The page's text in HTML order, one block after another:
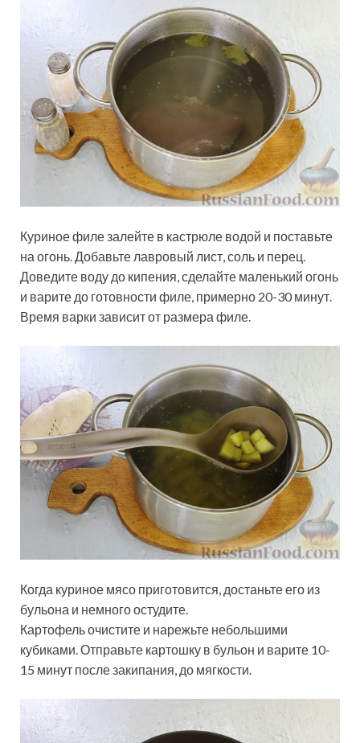
Куриное филе залейте в кастрюле водой и поставьте
на огонь. Добавьте лавровый лист, соль и перец.
Доведите воду до кипения, сделайте маленький огонь
и варите до готовности филе, примерно 20-30 минут.
Время варки зависит от размера филе.
Когда куриное мясо приготовится, достаньте его из
бульона и немного остудите.
Картофель очистите и нарежьте небольшими
кубиками. Отправьте картошку в бульон и варите 10-
15 минут после закипания, до мягкости.